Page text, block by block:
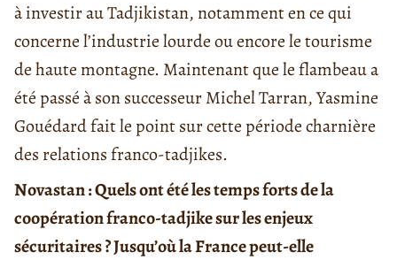
à investir au Tadjikistan, notamment en ce qui
concerne l’industrie lourde ou encore le tourisme
de haute montagne. Maintenant que le flambeau a
été passé à son successeur Michel Tarran, Yasmine
Gouédard fait le point sur cette période charnière
des relations franco-tadjikes.
Novastan : Quels ont été les temps forts de la
coopération franco-tadjike sur les enjeux
sécuritaires ? Jusqu’où la France peut-elle